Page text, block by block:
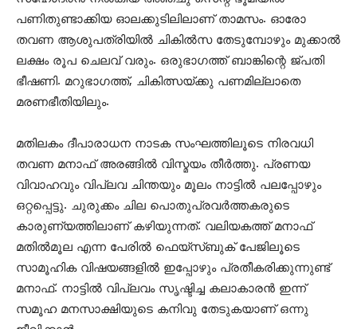
പണിതുണ്ടാക്കിയ ഓലക്കുടിലിലാണ് താമസം. ഓരോ
തവണ ആശുപത്രിയില്‍ ചികില്‍സ തേടുമ്പോഴും മുക്കാല്‍
ലക്ഷം രൂപ ചെലവ് വരും. ഒരുഭാഗത്ത് ബാങ്കിന്റെ ജ്പതി
ഭീഷണി. മറുഭാഗത്ത്, ചികിത്സയ്ക്കു പണമില്ലാതെ
മരണഭീതിയിലും.
മതിലകം ദീപാരാധന നാടക സംഘത്തിലൂടെ നിരവധി
തവണ മനാഫ് അരങ്ങില്‍ വിസ്മയം തീര്‍ത്തു. പ്രണയ
വിവാഹവും വിപ്ലവ ചിന്തയും മൂലം നാട്ടില്‍ പലപ്പോഴും
ഒറ്റപ്പെട്ടു. ചുരുക്കം ചില പൊതുപ്രവര്‍ത്തകരുടെ
കാരുണ്യത്തിലാണ് കഴിയുന്നത്. വലിയകത്ത് മനാഫ്
മതില്‍മൂല എന്ന പേരില്‍ ഫെയ്സ്ബുക് പേജിലൂടെ
സാമൂഹിക വിഷയങ്ങളില്‍ ഇപ്പോഴും പ്രതീകരിക്കുന്നുണ്ട്
മനാഫ്. നാട്ടില്‍ വിപ്ലവം സൃഷ്ടിച്ച കലാകാരന്‍ ഇന്ന്
സമൂഹ മനസാക്ഷിയുടെ കനിവു തേടുകയാണ് ഒന്നു